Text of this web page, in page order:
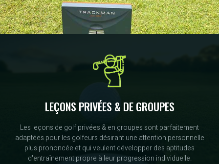
LEÇONS PRIVÉES & DE GROUPES
Les leçons de golf privées & en groupes sont parfaitement
adaptées pour les golfeurs désirant une attention personnelle
plus prononcée et qui veulent développer des aptitudes
d'entraînement propre à leur progression individuelle.